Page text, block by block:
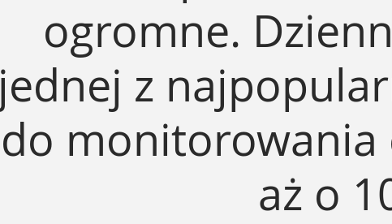
ogromne.
jednej z
do monitorowania
aż o